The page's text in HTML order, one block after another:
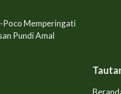
Poco Memperingati
Pundi Amal